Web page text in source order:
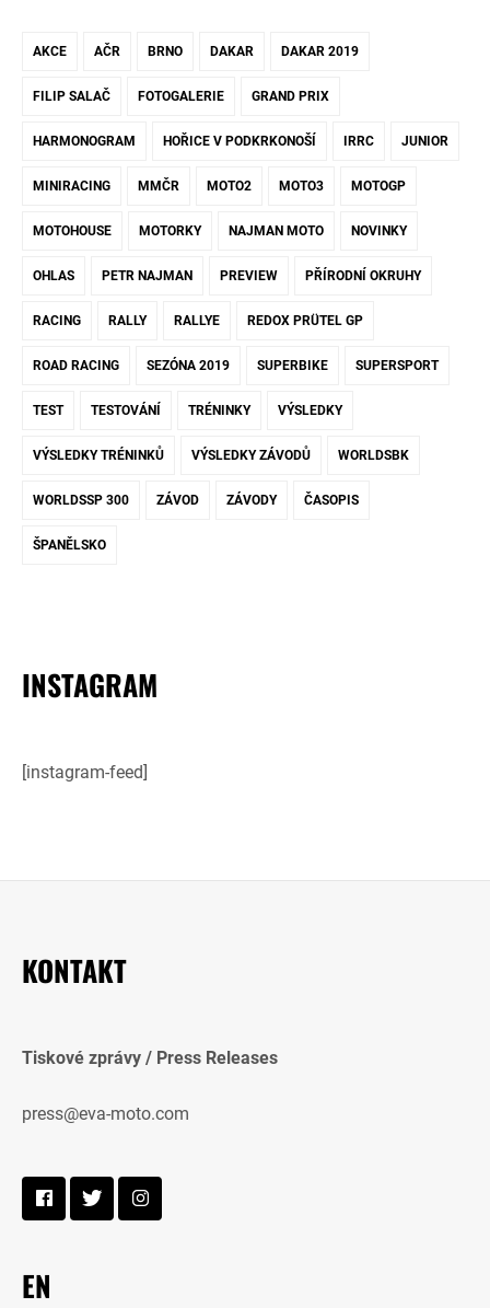
AKCE AČR BRNO DAKAR DAKAR 2019
FILIP SALAČ FOTOGALERIE GRAND PRIX
HARMONOGRAM HOŘICE V PODKRKONOŠÍ IRRC JUNIOR
MINIRACING MMČR MOTO2 MOTO3 MOTOGP
MOTOHOUSE MOTORKY NAJMAN MOTO NOVINKY
OHLAS PETR NAJMAN PREVIEW PŘÍRODNÍ OKRUHY
RACING RALLY RALLYE REDOX PRÜTEL GP
ROAD RACING SEZÓNA 2019 SUPERBIKE SUPERSPORT
TEST TESTOVÁNÍ TRÉNINKY VÝSLEDKY
VÝSLEDKY TRÉNINKŮ VÝSLEDKY ZÁVODŮ WORLDSBK
WORLDSSP 300 ZÁVOD ZÁVODY ČASOPIS
ŠPANĚLSKO
INSTAGRAM
[instagram-feed]
KONTAKT
Tiskové zprávy / Press Releases
press@eva-moto.com
EN